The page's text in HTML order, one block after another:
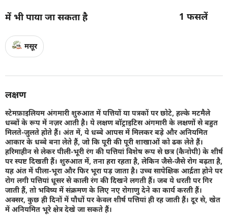
में भी पाया जा सकता है 1 फसलें
मसूर
लक्षण
स्टेमफ़ाइलियम अंगमारी शुरुआत में पत्तियों या पत्रकों पर छोटे, हल्के मटमैले
धब्बों के रूप में नज़र आती है। ये लक्षण बॉट्राइटिस अंगमारी के लक्षणों से बहुत
मिलते-जुलते होते हैं। अंत में, ये धब्बे आपस में मिलकर बड़े और अनियमित
आकार के धब्बे बना लेते हैं, जो कि पूरी की पूरी शाखाओं को ढक लेते हैं।
हरिमाहीन से लेकर पीली-भूरी रंग की पत्तियां विशेष रूप से छत्र (कैनोपी) के शीर्ष
पर स्पष्ट दिखती हैं। शुरुआत में, तना हरा रहता है, लेकिन जैसे-जैसे रोग बढ़ता है,
यह अंत में पीला-भूरा और फिर भूरा पड़ जाता है। उच्च सापेक्षिक आर्द्रता होने पर
रोग लगी पत्तियां धूसर से काली रंग की दिखने लगती हैं। जब ये धरती पर गिर
जाती हैं, तो भविष्य में संक्रमण के लिए नए रोगाणु देने का कार्य करती हैं।
अक्सर, कुछ ही दिनों में पौधों पर केवल शीर्ष पत्तियां ही रह जाती हैं। दूर से, खेत
में अनियमित भूरे क्षेत्र देखे जा सकते हैं।